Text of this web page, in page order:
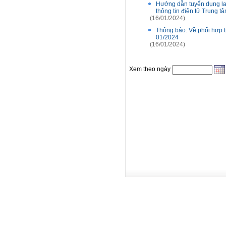
Hướng dẫn tuyển dụng
thông tin điện tử Trung
(16/01/2024)
Thông báo: Về phối hợp
01/2024
(16/01/2024)
Xem theo ngày